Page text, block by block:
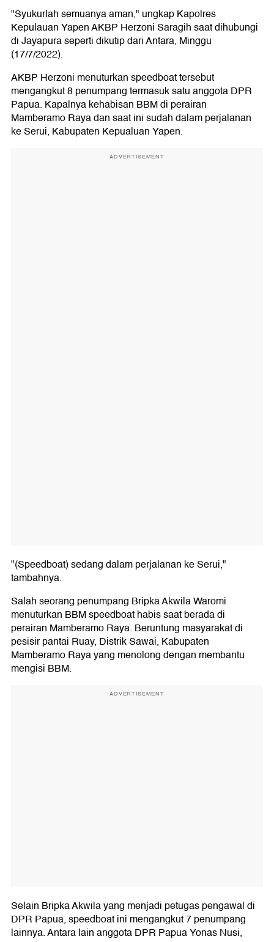
"Syukurlah semuanya aman," ungkap Kapolres
Kepulauan Yapen AKBP Herzoni Saragih saat dihubungi
di Jayapura seperti dikutip dari Antara, Minggu
(17/7/2022).
AKBP Herzoni menuturkan speedboat tersebut
mengangkut 8 penumpang termasuk satu anggota DPR
Papua. Kapalnya kehabisan BBM di perairan
Mamberamo Raya dan saat ini sudah dalam perjalanan
ke Serui, Kabupaten Kepualuan Yapen.
ADVERTISEMENT
"(Speedboat) sedang dalam perjalanan ke Serui,"
tambahnya.
Salah seorang penumpang Bripka Akwila Waromi
menuturkan BBM speedboat habis saat berada di
perairan Mamberamo Raya. Beruntung masyarakat di
pesisir pantai Ruay, Distrik Sawai, Kabupaten
Mamberamo Raya yang menolong dengan membantu
mengisi BBM.
ADVERTISEMENT
Selain Bripka Akwila yang menjadi petugas pengawal di
DPR Papua, speedboat ini mengangkut 7 penumpang
lainnya. Antara lain anggota DPR Papua Yonas Nusi,